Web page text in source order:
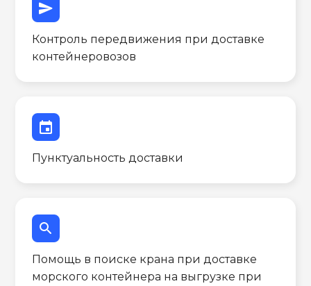
send
Контроль передвижения при доставке
контейнеровозов
event
Пунктуальность доставки
search
Помощь в поиске крана при доставке
морского контейнера на выгрузке при